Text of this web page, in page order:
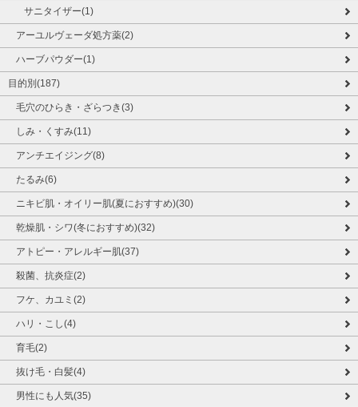
サニタイザー(1)
アーユルヴェーダ処方薬(2)
ハーブパウダー(1)
目的別(187)
毛穴のひらき・ざらつき(3)
しみ・くすみ(11)
アンチエイジング(8)
たるみ(6)
ニキビ肌・オイリー肌(夏におすすめ)(30)
乾燥肌・シワ(冬におすすめ)(32)
アトピー・アレルギー肌(37)
殺菌、抗炎症(2)
フケ、カユミ(2)
ハリ・こし(4)
育毛(2)
抜け毛・白髪(4)
男性にも人気(35)